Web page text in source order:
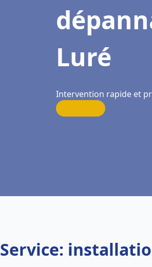
Luré
Intervention rapide et
Service: